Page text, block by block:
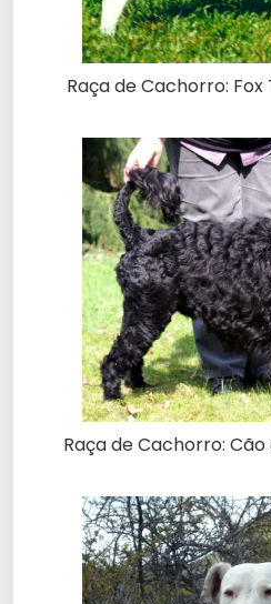
Raça de Cachorro: Fox
Raça de Cachorro: